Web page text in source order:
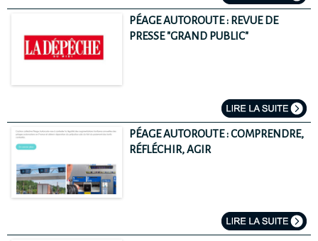
PÉAGE AUTOROUTE : REVUE DE
PRESSE "GRAND PUBLIC"
PÉAGE AUTOROUTE : COMPRENDRE,
RÉFLÉCHIR, AGIR